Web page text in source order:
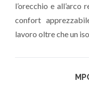
l’orecchio e all’arco
confort
lavoro oltre che un